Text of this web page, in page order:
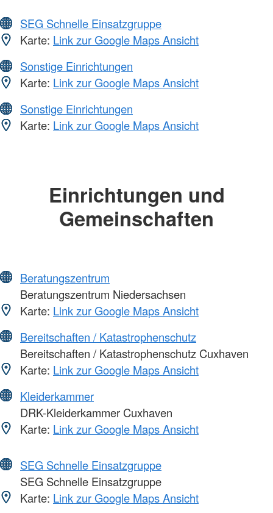
SEG Schnelle Einsatzgruppe
Karte: Link zur Google Maps Ansicht
Sonstige Einrichtungen
Karte: Link zur Google Maps Ansicht
Sonstige Einrichtungen
Karte: Link zur Google Maps Ansicht
Einrichtungen und
Gemeinschaften
Beratungszentrum
Beratungszentrum Niedersachsen
Karte: Link zur Google Maps Ansicht
Bereitschaften / Katastrophenschutz
Bereitschaften / Katastrophenschutz Cuxhaven
Karte: Link zur Google Maps Ansicht
Kleiderkammer
DRK-Kleiderkammer Cuxhaven
Karte: Link zur Google Maps Ansicht
SEG Schnelle Einsatzgruppe
SEG Schnelle Einsatzgruppe
Karte: Link zur Google Maps Ansicht